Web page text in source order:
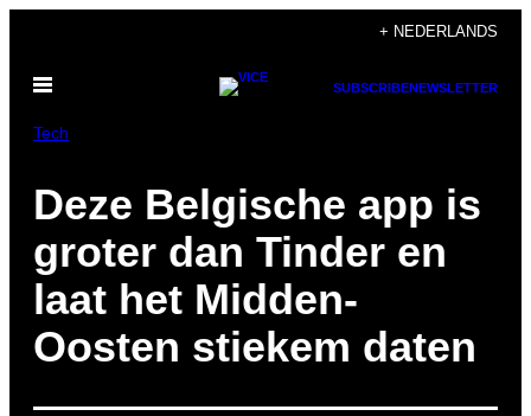
de
inhoud
+ NEDERLANDS
Open
SUBSCRIBENEWSLETTER
Tech
Deze Belgische app is
groter dan Tinder en
laat het Midden-
Oosten stiekem daten